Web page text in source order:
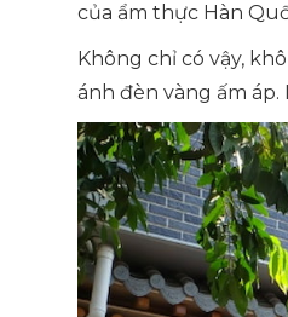
của ẩm thực Hàn
Không chỉ có vậy,
ánh đèn vàng ấm